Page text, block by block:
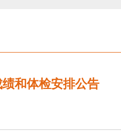
和体检安排公告